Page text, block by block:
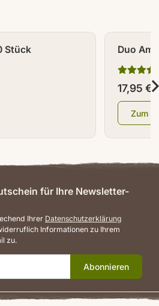
Stück
Duo
Ornithin
17,95 €*
Zum
für Ihre Newsletter-
Ihrer Datenschutzerklärung
Informationen zu Ihrem
zu.
Abonnieren